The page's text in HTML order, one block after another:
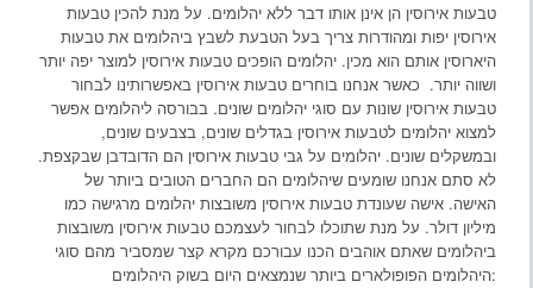
טבעות אירוסין הן אינן אותו דבר ללא יהלומים. על מנת להכין טבעות
אירוסין יפות ומהודרות צריך בעל הטבעת לשבץ ביהלומים את טבעות
היארוסין אותם הוא מכין. יהלומים הופכים טבעות אירוסין למוצר יפה יותר
ושווה יותר. כאשר אנחנו בוחרים טבעות אירוסין באפשרותינו לבחור
טבעות אירוסין שונות עם סוגי יהלומים שונים. בבורסה ליהלומים אפשר
למצוא יהלומים לטבעות אירוסין בגדלים שונים, בצבעים שונים,
ובמשקלים שונים. יהלומים על גבי טבעות אירוסין הם הדובדבן שבקצפת.
לא סתם אנחנו שומעים שיהלומים הם החברים הטובים ביותר של
האישה. אישה שעונדת טבעות אירוסין משובצות יהלומים מרגישה כמו
מיליון דולר. על מנת שתוכלו לבחור לעצמכם טבעות אירוסין משובצות
ביהלומים שאתם אוהבים הכנו עבורכם מקרא קצר שמסביר מהם סוגי
היהלומים הפופולארים ביותר שנמצאים היום בשוק היהלומים: